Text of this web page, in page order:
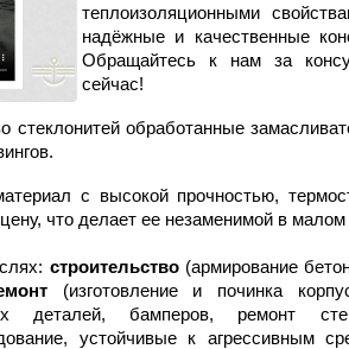
теплоизоляционными
надёжные и качественные
Обращайтесь к нам за
сейчас!
стеклонитей обработанные
с высокой прочностью,
что делает ее незаменимой в
строительство(армирование
(изготовление и починка
деталей, бамперов, ремонт
устойчивые к агрессивным